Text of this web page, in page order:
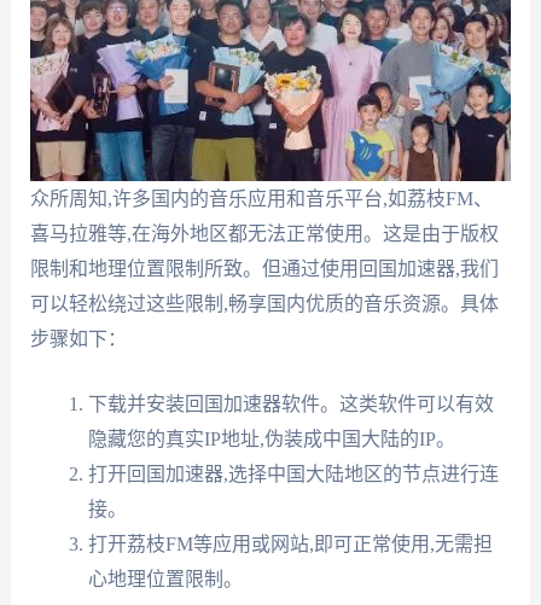
众所周知,许多国内的音乐应用和音乐平台,如荔枝FM、
喜马拉雅等,在海外地区都无法正常使用。这是由于版权
限制和地理位置限制所致。但通过使用回国加速器,我们
可以轻松绕过这些限制,畅享国内优质的音乐资源。具体
步骤如下：
下载并安装回国加速器软件。这类软件可以有效
隐藏您的真实IP地址,伪装成中国大陆的IP。
打开回国加速器,选择中国大陆地区的节点进行连
接。
打开荔枝FM等应用或网站,即可正常使用,无需担
心地理位置限制。